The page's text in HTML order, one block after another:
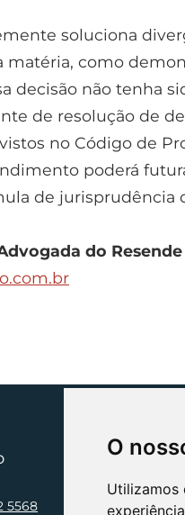
O
Utilizamos
soluciona
matéria, como
decisão não tenha
de resolução de
no Código de
poderá
de jurisprudência
do
5568